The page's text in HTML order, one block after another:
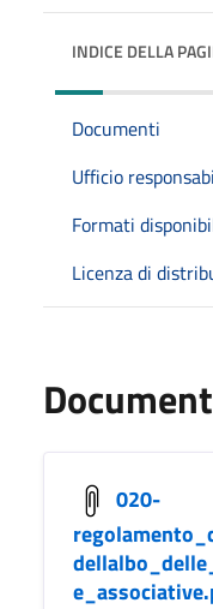
INDICE DELLA
Documenti
Ufficio
Formati
Licenza di
020-